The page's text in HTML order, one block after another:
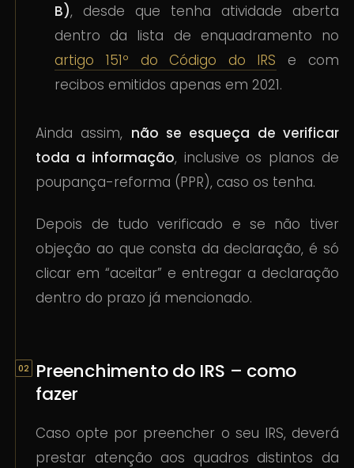
B), desde que tenha atividade aberta
dentro da lista de enquadramento no
artigo 151º do Código do IRS e com
recibos emitidos apenas em 2021.
Ainda assim, não se esqueça de verificar
toda a informação, inclusive os planos de
poupança-reforma (PPR), caso os tenha.
Depois de tudo verificado e se não tiver
objeção ao que consta da declaração, é só
clicar em “aceitar” e entregar a declaração
dentro do prazo já mencionado.
Preenchimento do IRS – como
fazer
Caso opte por preencher o seu IRS, deverá
prestar atenção aos quadros distintos da